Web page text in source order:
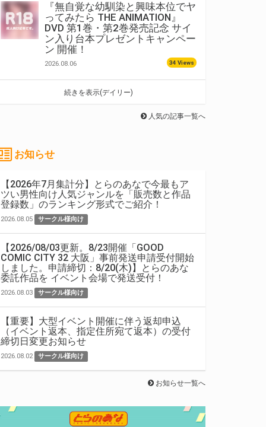
『無自覚な幼馴染と興味本位でヤ
ってみたら THE ANIMATION』
DVD 第1巻・第2巻発売記念 サイ
ン入り台本プレゼントキャンペー
ン 開催！
2026.08.06 34 Views
続きを表示(デイリー)
人気の記事一覧へ
お知らせ
【2026年7月集計分】とらのあなで今最もア
ツい男性向け人気ジャンルを「販売数と作品
登録数」のランキング形式でご紹介！
2026.08.05 サークル様向け
【2026/08/03更新。8/23開催「GOOD
COMIC CITY 32 大阪」事前発送申請受付開始
しました。申請締切：8/20(木)】とらのあな
委託作品を イベント会場で発送受付！
2026.08.03 サークル様向け
【重要】大型イベント開催に伴う返却申込
（イベント返本、指定住所宛て返本）の受付
締切日変更お知らせ
2026.08.02 サークル様向け
お知らせ一覧へ